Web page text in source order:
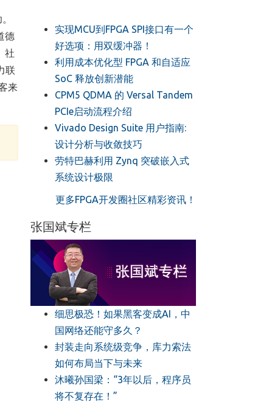
德
社
联
来
实现MCU到FPGA SPI接口有一个
好选项：用双缓冲器！
利用成本优化型 FPGA 和自适应
SoC 释放创新潜能
CPM5 QDMA 的 Versal Tandem
PCIe启动流程介绍
Vivado Design Suite 用户指南:
设计分析与收敛技巧
劳特巴赫利用 Zynq 突破嵌入式
系统设计极限
更多FPGA开发圈社区精彩资讯！
张国斌专栏
细思极恐！如果黑客变成AI，中
国网络还能守多久？
封装走向系统级竞争，库力索法
如何布局当下与未来
沐曦孙国梁：“3年以后，程序员
将不复存在！”